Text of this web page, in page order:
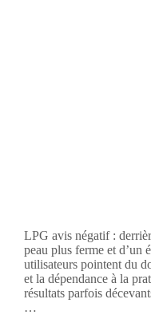
LPG avis négatif :
peau plus ferme et d’un
utilisateurs pointent du
et la dépendance à la
résultats parfois
…